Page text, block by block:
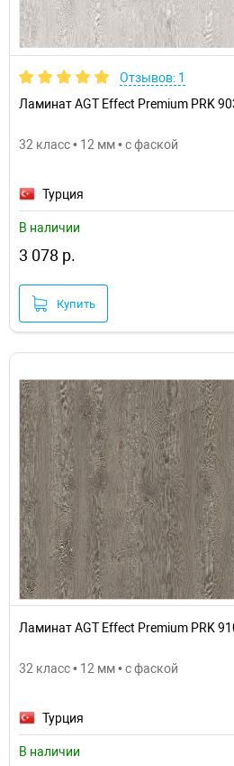
Отзывов: 1
Ламинат AGT Effect Premium PRK
32 класс • 12 мм • с фаской
Турция
В наличии
3 078 р.
Купить
Ламинат AGT Effect Premium PRK
32 класс • 12 мм • с фаской
Турция
В наличии